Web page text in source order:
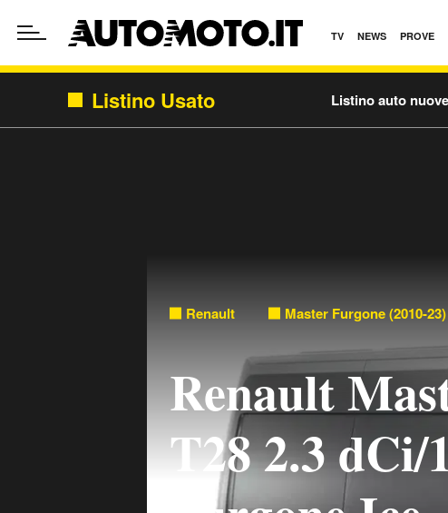
TV NEWS PROVE
Listino Usato Listino auto nuove
Renault Master Furgone (2010-23)
Renault
T28 2.3 dCi/